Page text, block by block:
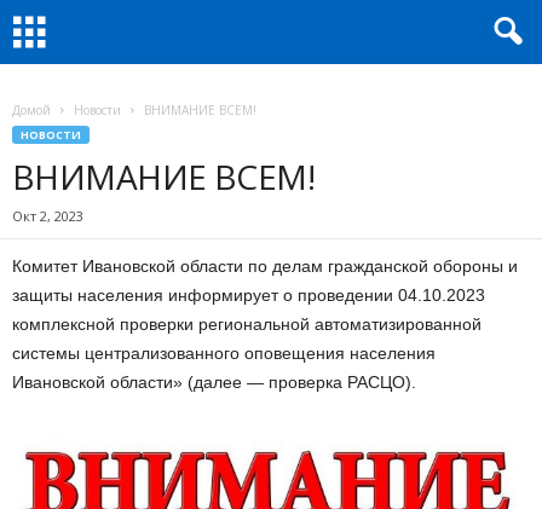
Домой Новости ВНИМАНИЕ ВСЕМ!
НОВОСТИ
ВНИМАНИЕ ВСЕМ!
Окт 2, 2023
Комитет Ивановской области по делам гражданской обороны и
защиты населения информирует о проведении 04.10.2023
комплексной проверки региональной автоматизированной
системы централизованного оповещения населения
Ивановской области» (далее — проверка РАСЦО).